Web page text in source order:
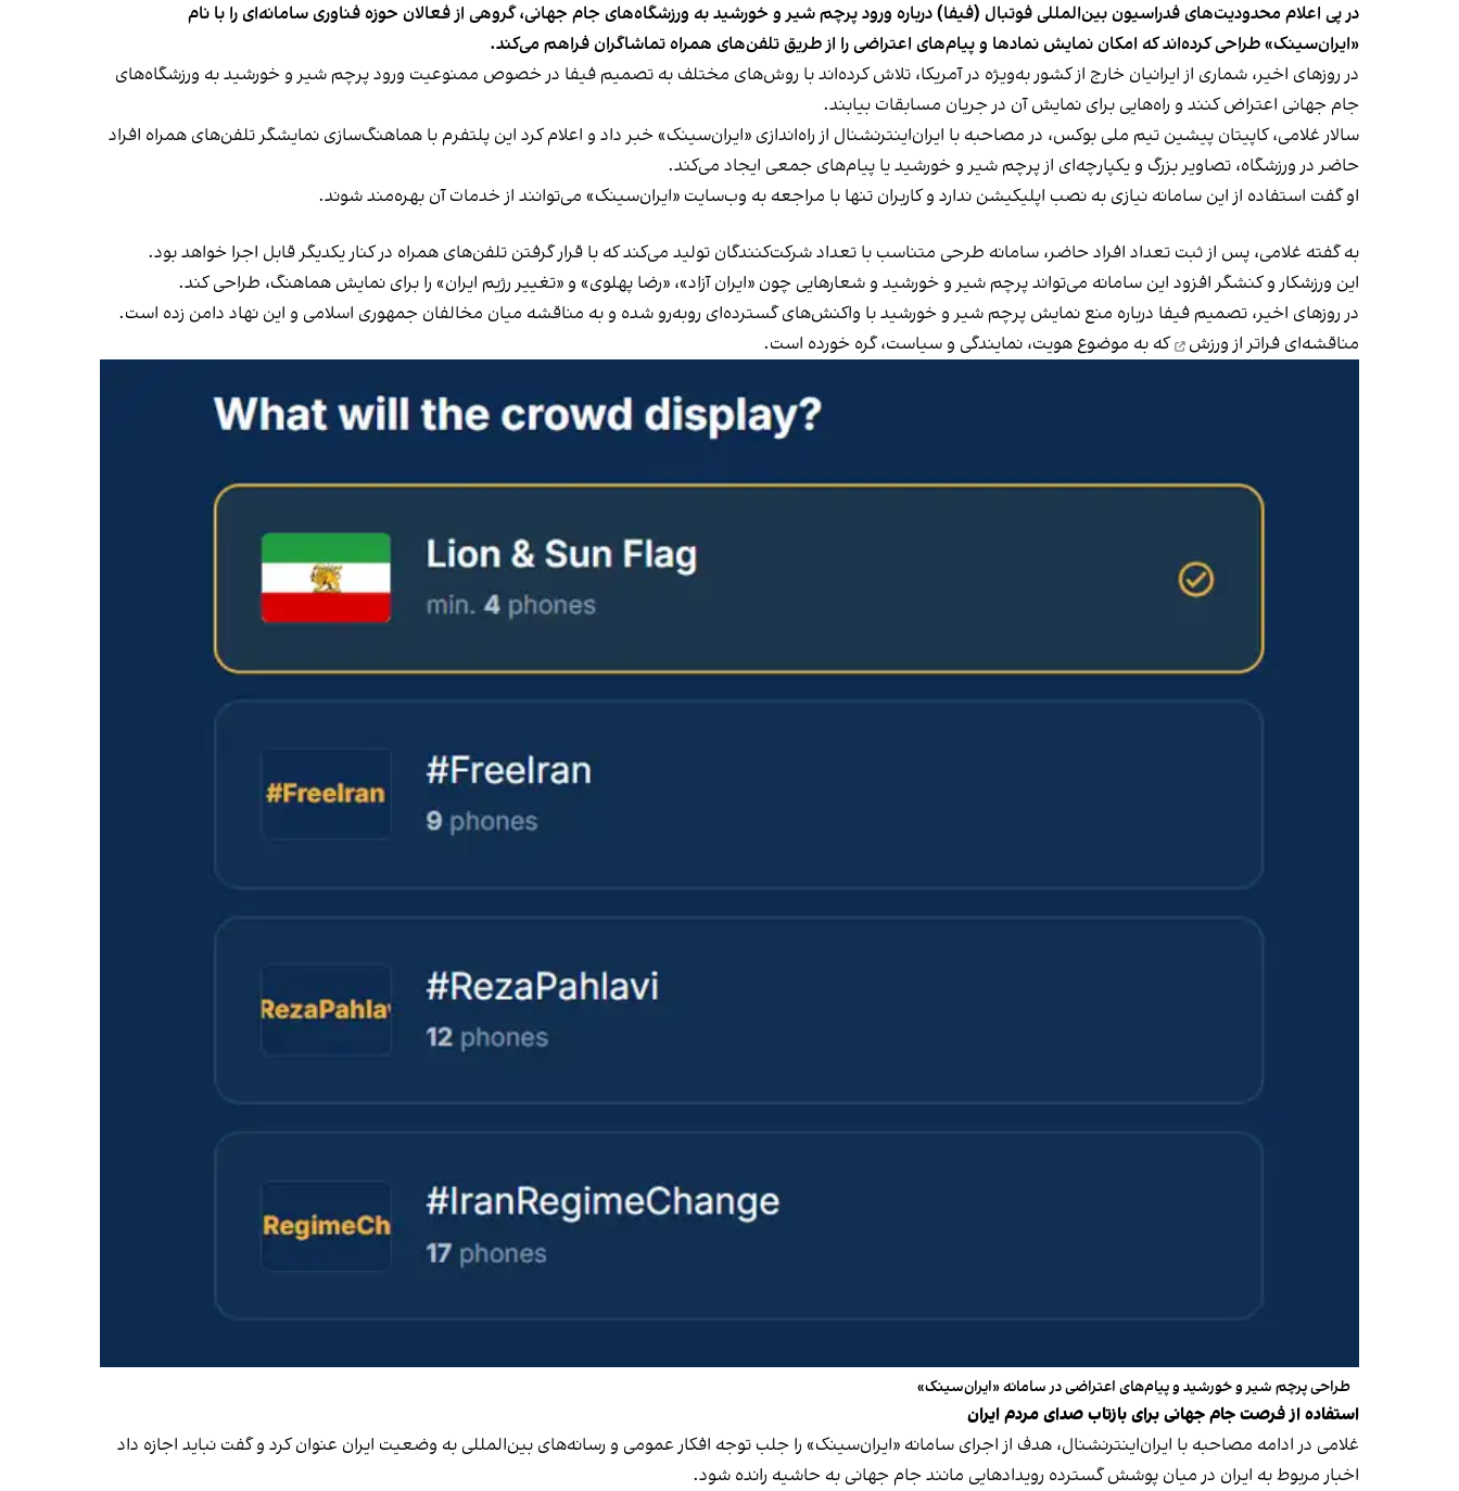
در پی اعلام محدودیت‌های فدراسیون بین‌المللی فوتبال (فیفا) درباره ورود پرچم شیر و خورشید به ورزشگاه‌های جام جهانی، گروهی از فعالان حوزه فناوری سامانه‌ای را با نام
«ایران‌سینک» طراحی کرده‌اند که امکان نمایش نمادها و پیام‌های اعتراضی را از طریق تلفن‌های همراه تماشاگران فراهم می‌کند.
در روزهای اخیر، شماری از ایرانیان خارج از کشور به‌ویژه در آمریکا، تلاش کرده‌اند با روش‌های مختلف به تصمیم فیفا در خصوص ممنوعیت ورود پرچم شیر و خورشید به ورزشگاه‌های
جام جهانی اعتراض کنند و راه‌هایی برای نمایش آن در جریان مسابقات بیابند.
سالار غلامی، کاپیتان پیشین تیم ملی بوکس، در مصاحبه با ایران‌اینترنشنال از راه‌اندازی «ایران‌سینک» خبر داد و اعلام کرد این پلتفرم با هماهنگ‌سازی نمایشگر تلفن‌های همراه افراد
حاضر در ورزشگاه، تصاویر بزرگ و یکپارچه‌ای از پرچم شیر و خورشید یا پیام‌های جمعی ایجاد می‌کند.
او گفت استفاده از این سامانه نیازی به نصب اپلیکیشن ندارد و کاربران تنها با مراجعه به وب‌سایت «ایران‌سینک» می‌توانند از خدمات آن بهره‌مند شوند.
به گفته غلامی، پس از ثبت تعداد افراد حاضر، سامانه طرحی متناسب با تعداد شرکت‌کنندگان تولید می‌کند که با قرار گرفتن تلفن‌های همراه در کنار یکدیگر قابل اجرا خواهد بود.
این ورزشکار و کنشگر افزود این سامانه می‌تواند پرچم شیر و خورشید و شعارهایی چون «ایران آزاد»، «رضا پهلوی» و «تغییر رژیم ایران» را برای نمایش هماهنگ، طراحی کند.
در روزهای اخیر، تصمیم فیفا درباره منع نمایش پرچم شیر و خورشید با واکنش‌های گسترده‌ای روبه‌رو شده و به مناقشه میان مخالفان جمهوری اسلامی و این نهاد دامن زده است.
مناقشه‌ای فراتر از ورزش که به موضوع هویت، نمایندگی و سیاست، گره خورده است.
طراحی پرچم شیر و خورشید و پیام‌های اعتراضی در سامانه «ایران‌سینک»
استفاده از فرصت جام جهانی برای بازتاب صدای مردم ایران
غلامی در ادامه مصاحبه با ایران‌اینترنشنال، هدف از اجرای سامانه «ایران‌سینک» را جلب توجه افکار عمومی و رسانه‌های بین‌المللی به وضعیت ایران عنوان کرد و گفت نباید اجازه داد
اخبار مربوط به ایران در میان پوشش گسترده رویدادهایی مانند جام جهانی به حاشیه رانده شود.